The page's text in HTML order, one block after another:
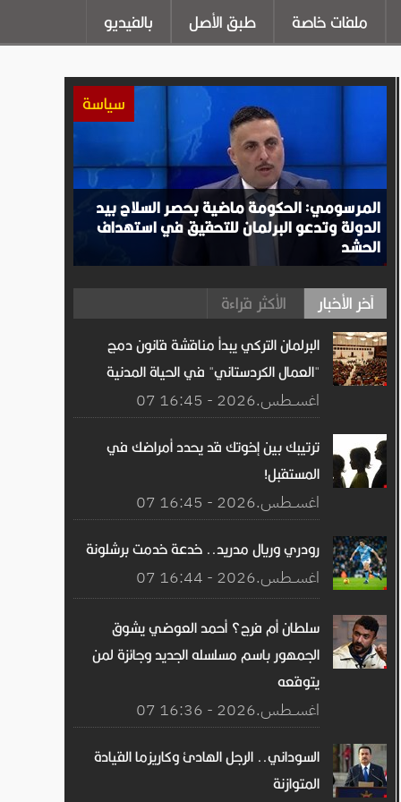
ملفات خاصة طبق الأصل بالفيديو
سياسة
المرسومي: الحكومة ماضية بحصر السلاح بيد
الدولة وتدعو البرلمان للتحقيق في استهداف
الحشد
آخر الأخبار الأكثر قراءة
البرلمان التركي يبدأ مناقشة قانون دمج
"العمال الكردستاني" في الحياة المدنية
07 اغســطس.2026 - 16:45
ترتيبك بين إخوتك قد يحدد أمراضك في
المستقبل!
07 اغســطس.2026 - 16:45
رودري وريال مدريد.. خدعة خدمت برشلونة
07 اغســطس.2026 - 16:44
سلطان أم فرج؟ أحمد العوضي يشوق
الجمهور باسم مسلسله الجديد وجائزة لمن
يتوقعه
07 اغســطس.2026 - 16:36
السوداني.. الرجل الهادئ وكاريزما القيادة
المتوازنة